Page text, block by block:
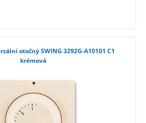
otočný SWING 3292G-A10101 C1
krémová